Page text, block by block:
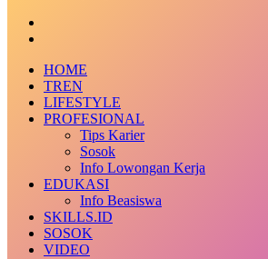
Email
HOME
TREN
LIFESTYLE
PROFESIONAL
Tips Karier
Sosok
Info Lowongan Kerja
EDUKASI
Info Beasiswa
SKILLS.ID
SOSOK
VIDEO